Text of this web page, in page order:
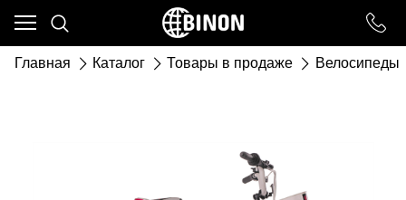
Главная Каталог Товары в продаже Велосипеды
Ваш город - ст. Каневская,
угадали?
ДА НЕТ